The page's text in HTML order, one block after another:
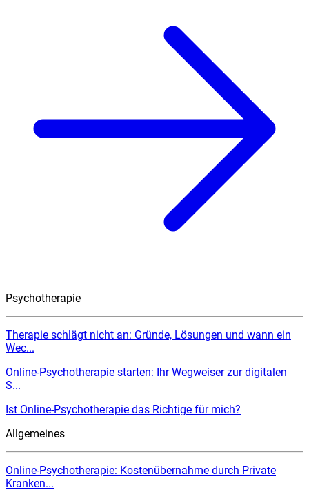
Psychotherapie
Therapie schlägt nicht an: Gründe, Lösungen und wann ein
Wec...
Online-Psychotherapie starten: Ihr Wegweiser zur digitalen
S...
Ist Online-Psychotherapie das Richtige für mich?
Allgemeines
Online-Psychotherapie: Kostenübernahme durch Private
Kranken...